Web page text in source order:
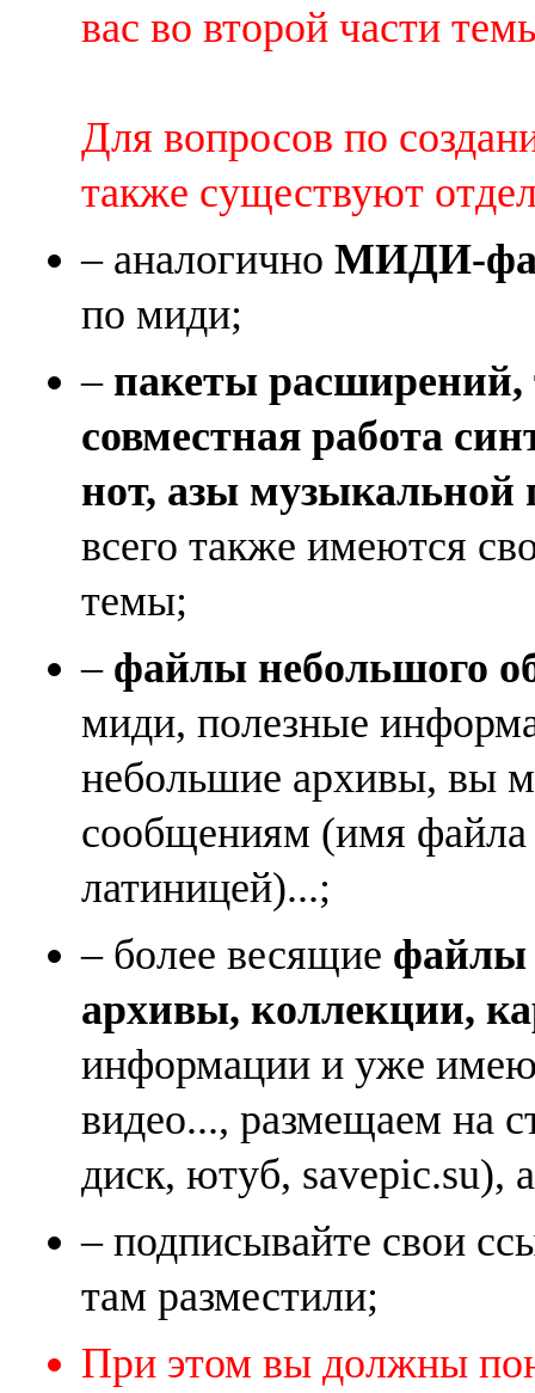
вас во второй части
Для вопросов по
также существуют
– аналогично МИДИ-
по миди;
– пакеты
совместная работа
нот, азы музыкальной
всего также имеются
темы;
– файлы небольшого
миди, полезные
небольшие архивы, вы
сообщениям (имя
латиницей)...;
– более весящие файлы
архивы, коллекции,
информации и уже
видео..., размещаем на
диск, ютуб, savepic.su),
– подписывайте свои
там разместили;
При этом вы должны